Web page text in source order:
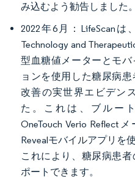
み込むよう勧告しました。
2022年6月：LifeScanは
Technology and
型血糖値メーターとモ
ョンを使用した糖尿病
改善の実世界エビデン
た。これは、ブルー
OneTouch Verio Reflect
Revealモバイルアプリを
これにより、糖尿病患
ポートできます。